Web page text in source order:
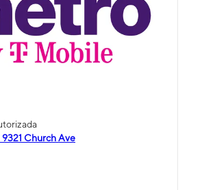
Church Ave